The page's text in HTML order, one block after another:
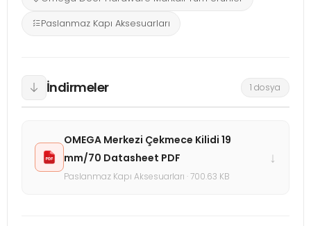
Paslanmaz Kapı Aksesuarları
İndirmeler 1 dosya
OMEGA Merkezi Çekmece Kilidi 19
mm/70 Datasheet PDF
Paslanmaz Kapı Aksesuarları · 700.63 KB
↓